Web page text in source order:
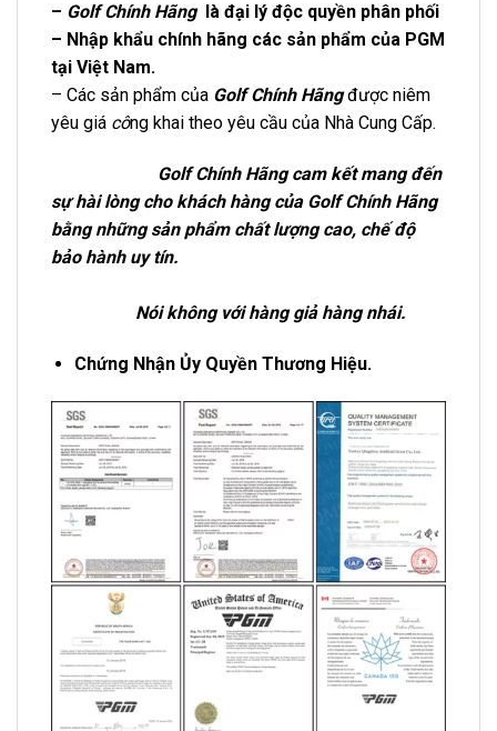
– Golf Chính Hãng là đại lý độc quyền phân phối
– Nhập khẩu chính hãng các sản phẩm của PGM
tại Việt Nam.
– Các sản phẩm của Golf Chính Hãng được niêm
yêu giá công khai theo yêu cầu của Nhà Cung Cấp.
Golf Chính Hãng cam kết mang đến
sự hài lòng cho khách hàng của Golf Chính Hãng
bằng những sản phẩm chất lượng cao, chế độ
bảo hành uy tín.
Nói không với hàng giả hàng nhái.
Chứng Nhận Ủy Quyền Thương Hiệu.